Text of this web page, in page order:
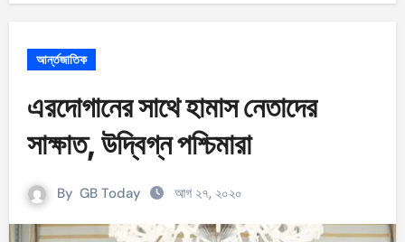
আর্ন্তজাতিক
এরদোগানের সাথে হামাস নেতাদের
সাক্ষাত, উদ্বিগ্ন পশ্চিমারা
By GB Today আগ ২৭, ২০২০